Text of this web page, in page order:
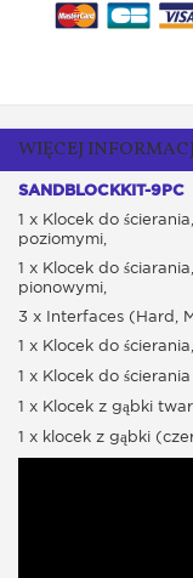
WIĘCEJ
SANDBLOCKKIT-9PC
1 x Klocek do
poziomymi,
1 x Klocek do
pionowymi,
3 x Interfaces (Hard,
1 x Klocek do
1 x Klocek do
1 x Klocek z gąbki
1 x klocek z gąbki